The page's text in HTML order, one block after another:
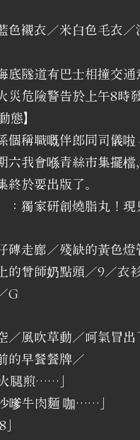
色襯衣／米白色毛衣
底隧道有巴士相撞交
災危險警告於上午8時
態】
個稱職嘅伴郎同司儀啦
六我會喺青絲市集擺檔
終於要出版了。
：獨家研創燒脂丸！
磚走廊／殘缺的黃色
的曾師奶點頭／9／衣
G
／風吹草動／呵氣冒
的早餐餐牌／
腿煎……」
嗲牛肉麵 咖……」